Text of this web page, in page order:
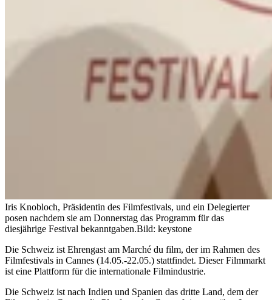
Iris Knobloch, Präsidentin des Filmfestivals, und ein Delegierter
posen nachdem sie am Donnerstag das Programm für das
diesjährige Festival bekanntgaben.Bild: keystone
Die Schweiz ist Ehrengast am Marché du film, der im Rahmen des
Filmfestivals in Cannes (14.05.-22.05.) stattfindet. Dieser Filmmarkt
ist eine Plattform für die internationale Filmindustrie.
Die Schweiz ist nach Indien und Spanien das dritte Land, dem der